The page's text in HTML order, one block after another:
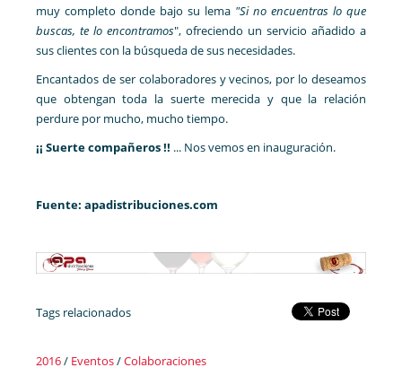
muy completo donde bajo su lema "Si no encuentras lo que
buscas, te lo encontramos", ofreciendo un servicio añadido a
sus clientes con la búsqueda de sus necesidades.
Encantados de ser colaboradores y vecinos, por lo deseamos
que obtengan toda la suerte merecida y que la relación
perdure por mucho, mucho tiempo.
¡¡ Suerte compañeros !! ... Nos vemos en inauguración.
Fuente: apadistribuciones.com
Tags relacionados
2016/ Eventos/Colaboraciones